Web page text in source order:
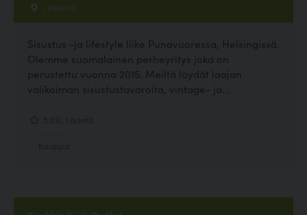
, Helsinki
Sisustus -ja lifestyle liike Punavuoressa, Helsingissä.
Olemme suomalainen perheyritys joka on
perustettu vuonna 2015. Meiltä löydät laajan
valikoiman sisustustavaroita, vintage- ja...